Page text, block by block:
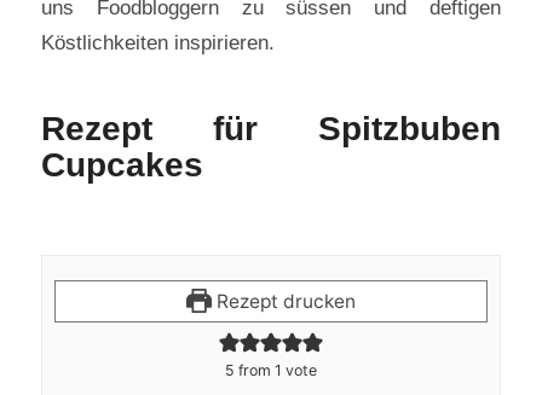
uns Foodbloggern zu süssen und deftigen
Köstlichkeiten inspirieren.
Rezept für Spitzbuben
Cupcakes
Rezept drucken
5 from 1 vote